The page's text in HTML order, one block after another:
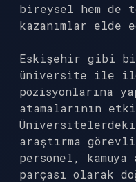
bireysel hem de
kazanımlar
Eskişehir gibi
üniversite ile
pozisyonlarına
atamalarının
araştırma
personel,
parçası olarak